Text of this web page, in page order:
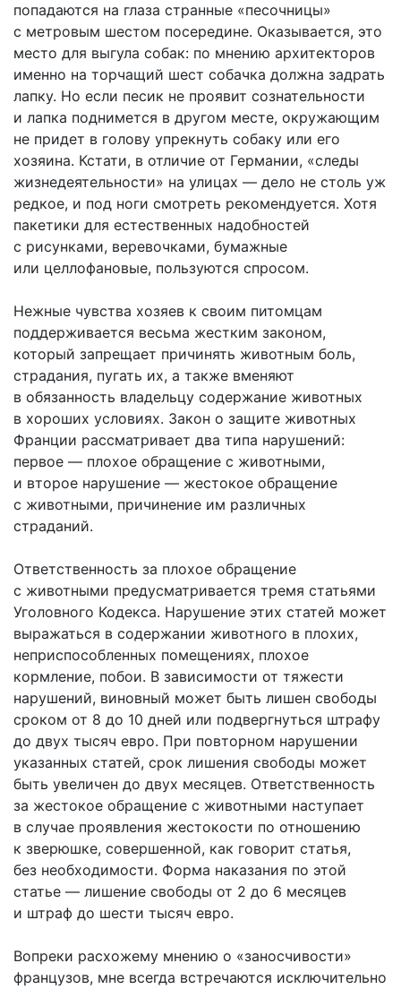
попадаются на глаза странные «песочницы»
с метровым шестом посередине. Оказывается, это
место для выгула собак: по мнению архитекторов
именно на торчащий шест собачка должна задрать
лапку. Но если песик не проявит сознательности
и лапка поднимется в другом месте, окружающим
не придет в голову упрекнуть собаку или его
хозяина. Кстати, в отличие от Германии, «следы
жизнедеятельности» на улицах — дело не столь уж
редкое, и под ноги смотреть рекомендуется. Хотя
пакетики для естественных надобностей
с рисунками, веревочками, бумажные
или целлофановые, пользуются спросом.
Нежные чувства хозяев к своим питомцам
поддерживается весьма жестким законом,
который запрещает причинять животным боль,
страдания, пугать их, а также вменяют
в обязанность владельцу содержание животных
в хороших условиях. Закон о защите животных
Франции рассматривает два типа нарушений:
первое — плохое обращение с животными,
и второе нарушение — жестокое обращение
с животными, причинение им различных
страданий.
Ответственность за плохое обращение
с животными предусматривается тремя статьями
Уголовного Кодекса. Нарушение этих статей может
выражаться в содержании животного в плохих,
неприспособленных помещениях, плохое
кормление, побои. В зависимости от тяжести
нарушений, виновный может быть лишен свободы
сроком от 8 до 10 дней или подвергнуться штрафу
до двух тысяч евро. При повторном нарушении
указанных статей, срок лишения свободы может
быть увеличен до двух месяцев. Ответственность
за жестокое обращение с животными наступает
в случае проявления жестокости по отношению
к зверюшке, совершенной, как говорит статья,
без необходимости. Форма наказания по этой
статье — лишение свободы от 2 до 6 месяцев
и штраф до шести тысяч евро.
Вопреки расхожему мнению о «занос­чивости»
французов, мне всегда встречаются исключительно